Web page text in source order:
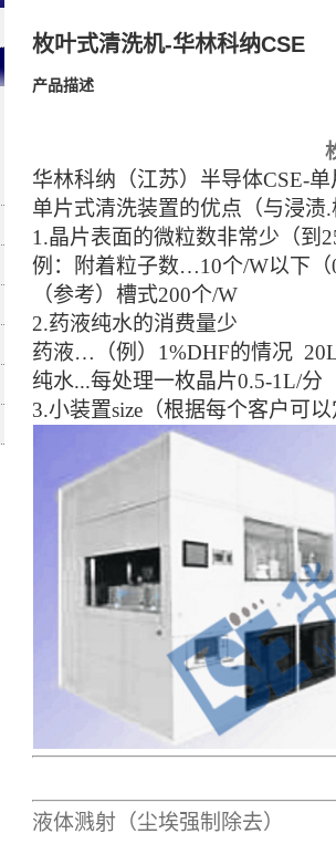
枚叶式清洗机-华林科纳CSE
产品描述
华林科纳（江苏）半导体CSE-单
单片式清洗装置的优点（与浸渍.
1.晶片表面的微粒数非常少（到
例：附着粒子数…10个/W以下（
（参考）槽式200个/W
2.药液纯水的消费量少
药液…（例）1%DHF的情况
纯水...每处理一枚晶片0.5-1L/分
3.小装置size（根据每个客户可以
液体溅射（尘埃强制除去）